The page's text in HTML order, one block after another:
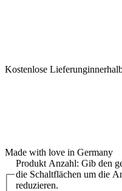
Kostenlose
Made with love in Germany
Produkt Anzahl: Gib den
die Schaltflächen um die
reduzieren.